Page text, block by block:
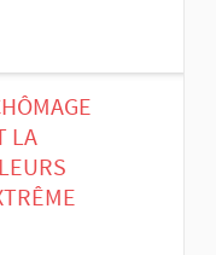
LA